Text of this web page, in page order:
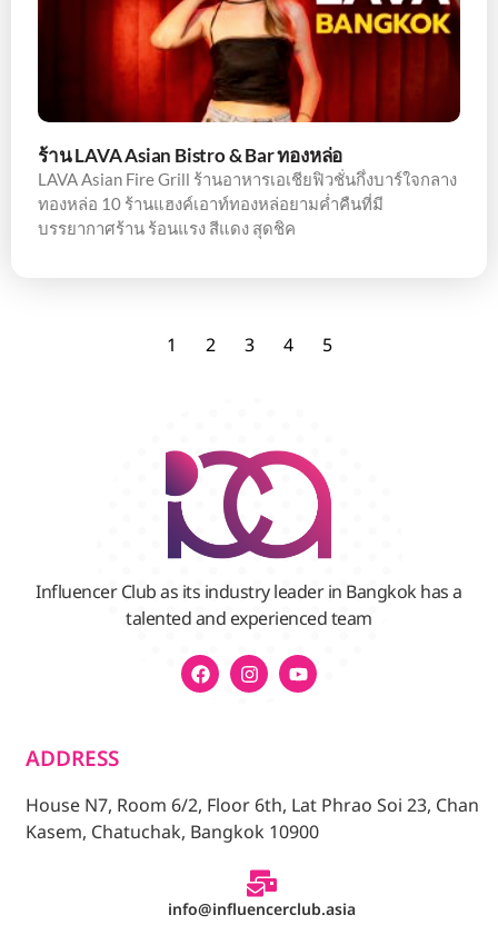
ร้าน LAVA Asian Bistro & Bar ทองหล่อ
LAVA Asian Fire Grill ร้านอาหารเอเชียฟิวชั่นกึ่งบาร์ใจกลาง
ทองหล่อ 10 ร้านแฮงค์เอาท์ทองหล่อยามค่ำคืนที่มี
บรรยากาศร้าน ร้อนแรง สีแดง สุดชิค
1 2 3 4 5
Influencer Club as its industry leader in Bangkok has a
talented and experienced team
ADDRESS
House N7, Room 6/2, Floor 6th, Lat Phrao Soi 23, Chan
Kasem, Chatuchak, Bangkok 10900
info@influencerclub.asia